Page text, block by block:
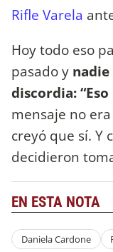
Rifle Varela
Hoy todo eso
pasado y
discordia:
mensaje no
creyó que sí. Y
decidieron
EN ESTA NOTA
Daniela Cardone